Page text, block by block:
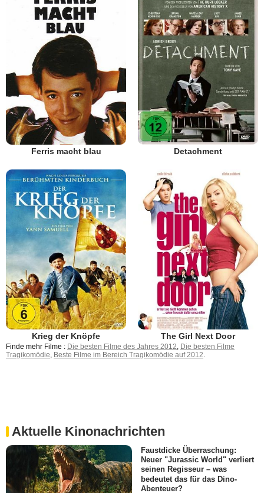
Ferris macht blau Detachment
Krieg der Knöpfe The Girl Next Door
Finde mehr Filme : Die besten Filme des Jahres 2012, Die besten Filme
Tragikomödie, Beste Filme im Bereich Tragikomödie auf 2012.
Aktuelle Kinonachrichten
Faustdicke Überraschung:
Neuer "Jurassic World" verliert
seinen Regisseur – was
bedeutet das für das Dino-
Abenteuer?